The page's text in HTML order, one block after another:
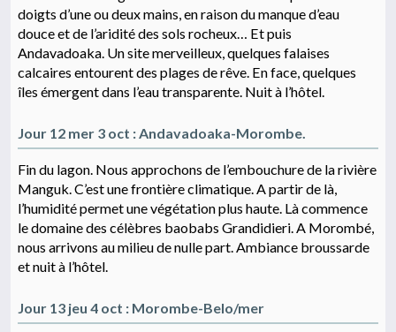
doigts d’une ou deux mains, en raison du manque d’eau
douce et de l’aridité des sols rocheux… Et puis
Andavadoaka. Un site merveilleux, quelques falaises
calcaires entourent des plages de rêve. En face, quelques
îles émergent dans l’eau transparente. Nuit à l’hôtel.
Jour 12 mer 3 oct : Andavadoaka-Morombe.
Fin du lagon. Nous approchons de l’embouchure de la rivière
Manguk. C’est une frontière climatique. A partir de là,
l’humidité permet une végétation plus haute. Là commence
le domaine des célèbres baobabs Grandidieri. A Morombé,
nous arrivons au milieu de nulle part. Ambiance broussarde
et nuit à l’hôtel.
Jour 13 jeu 4 oct : Morombe-Belo/mer